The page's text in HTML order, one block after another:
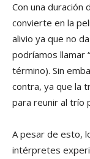
Con una duración
convierte en la
alivio ya que no
podríamos llamar
término). Sin
contra, ya que la
para reunir al trío
A pesar de esto,
intérpretes